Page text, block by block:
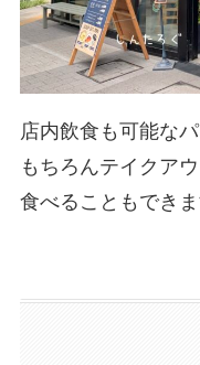
店内飲食も可能なパ
もちろんテイクア
食べることもできま